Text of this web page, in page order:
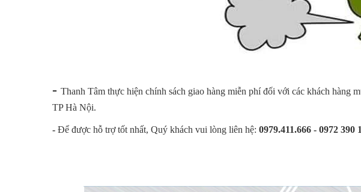
- Thanh Tâm thực hiện chính sách giao hàng miễn phí đối với các khách
TP Hà Nội.
- Để được hỗ trợ tốt nhất, Quý khách vui lòng liên hệ: 0979.411.666 - 0972 390